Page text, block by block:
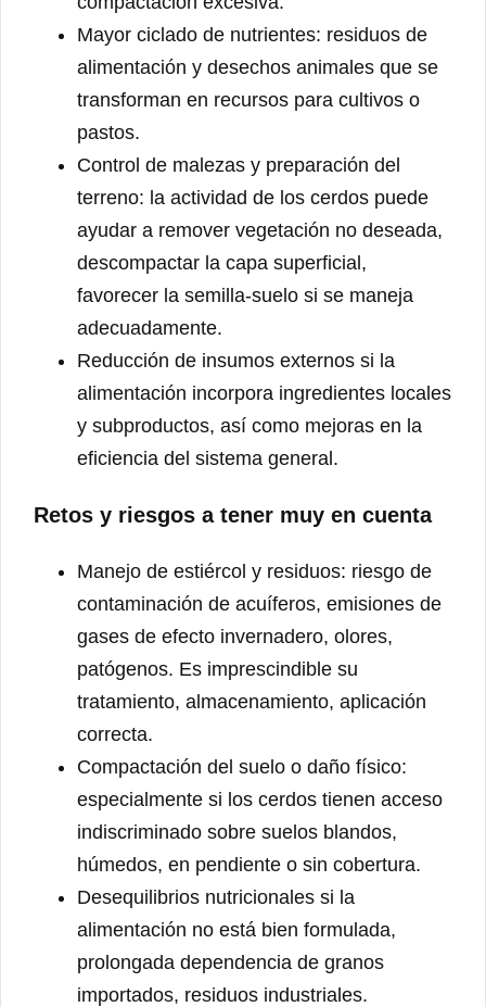
Mayor ciclado de nutrientes: residuos de
alimentación y desechos animales que se
transforman en recursos para cultivos o
pastos.
Control de malezas y preparación del
terreno: la actividad de los cerdos puede
ayudar a remover vegetación no deseada,
descompactar la capa superficial,
favorecer la semilla-suelo si se maneja
adecuadamente.
Reducción de insumos externos si la
alimentación incorpora ingredientes locales
y subproductos, así como mejoras en la
eficiencia del sistema general.
Retos y riesgos a tener muy en cuenta
Manejo de estiércol y residuos: riesgo de
contaminación de acuíferos, emisiones de
gases de efecto invernadero, olores,
patógenos. Es imprescindible su
tratamiento, almacenamiento, aplicación
correcta.
Compactación del suelo o daño físico:
especialmente si los cerdos tienen acceso
indiscriminado sobre suelos blandos,
húmedos, en pendiente o sin cobertura.
Desequilibrios nutricionales si la
alimentación no está bien formulada,
prolongada dependencia de granos
importados, residuos industriales.